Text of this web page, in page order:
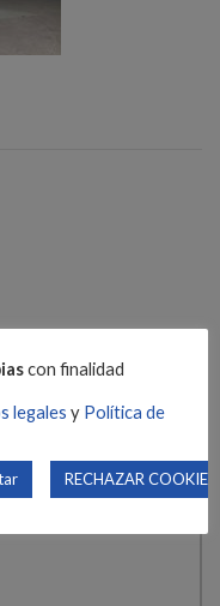
Required fields are
con finalidad
legales y Política de
RECHAZAR COOKIES